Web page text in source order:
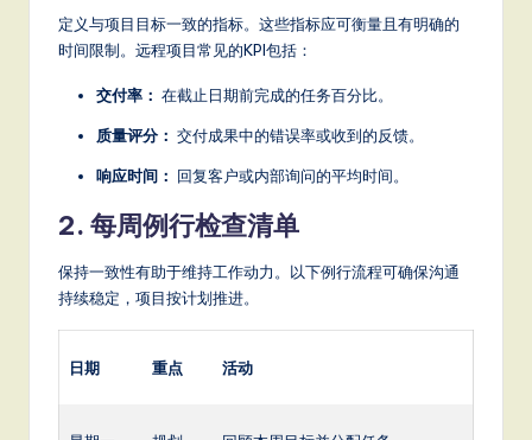
定义与项目目标一致的指标。这些指标应可衡量且有明确的
时间限制。远程项目常见的KPI包括：
交付率： 在截止日期前完成的任务百分比。
质量评分： 交付成果中的错误率或收到的反馈。
响应时间： 回复客户或内部询问的平均时间。
2. 每周例行检查清单
保持一致性有助于维持工作动力。以下例行流程可确保沟通
持续稳定，项目按计划推进。
日期 重点 活动